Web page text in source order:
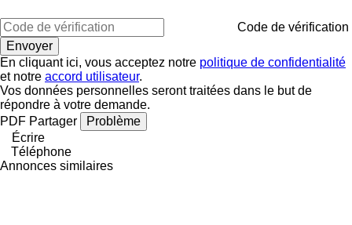
Code de vérification
En cliquant ici, vous acceptez notre politique de confidentialité
et notre accord utilisateur.
Vos données personnelles seront traitées dans le but de
répondre à votre demande.
PDF Partager
Problème
Écrire
Téléphone
Annonces similaires